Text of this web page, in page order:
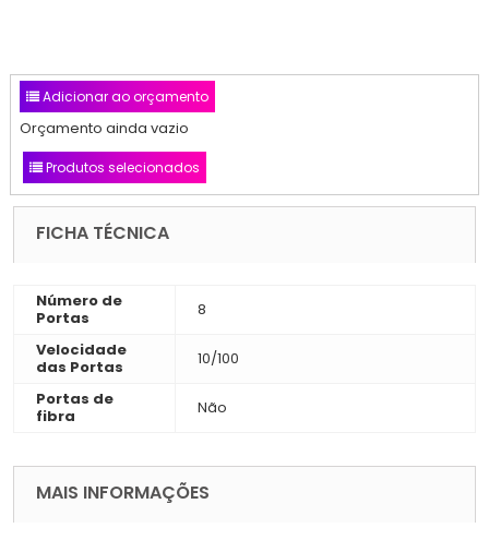
Adicionar ao orçamento
Orçamento ainda vazio
Produtos selecionados
FICHA TÉCNICA
Número de
Portas
8
Velocidade
das Portas
10/100
Portas de
fibra
Não
MAIS INFORMAÇÕES